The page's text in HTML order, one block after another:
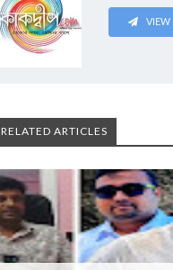
VIEW
RELATED ARTICLES